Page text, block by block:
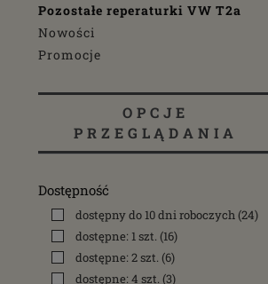
Pozostałe reperaturki VW T2a
Nowości
Promocje
OPCJE
PRZEGLĄDANIA
Dostępność
dostępny do 10 dni roboczych(24)
dostępne: 1 szt. (16)
dostępne: 2 szt. (6)
dostępne: 4 szt. (3)